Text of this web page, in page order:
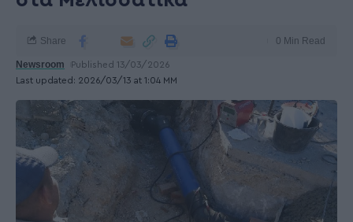
Last updated: 2026/03/13 at 1:04 ΜΜ
Newsroom Published 13/03/2026
Share 0 Min Read